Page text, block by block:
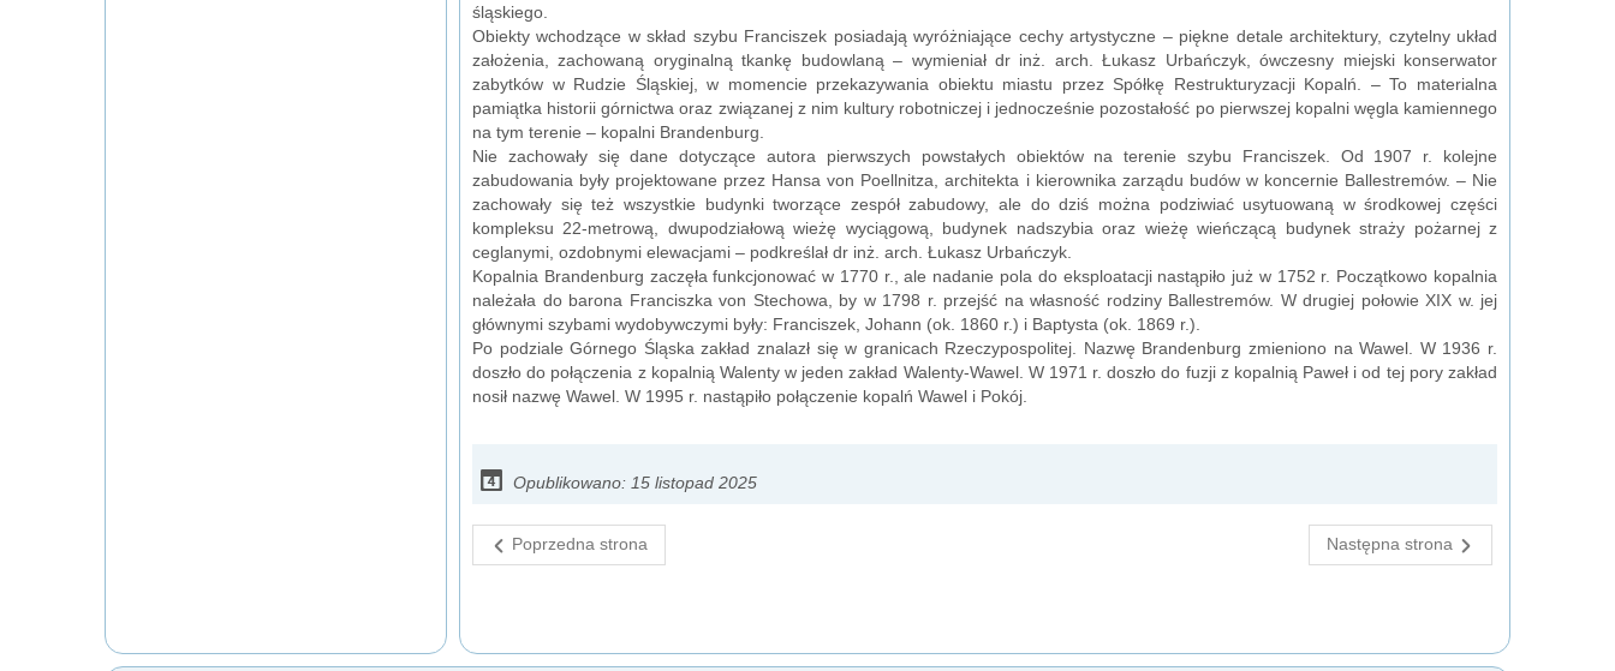
śląskiego.
Obiekty wchodzące w skład szybu Franciszek posiadają wyróżniające cechy artystyczne – piękne detale architektury, czytelny układ
założenia, zachowaną oryginalną tkankę budowlaną – wymieniał dr inż. arch. Łukasz Urbańczyk, ówczesny miejski konserwator
zabytków w Rudzie Śląskiej, w momencie przekazywania obiektu miastu przez Spółkę Restrukturyzacji Kopalń. – To materialna
pamiątka historii górnictwa oraz związanej z nim kultury robotniczej i jednocześnie pozostałość po pierwszej kopalni węgla kamiennego
na tym terenie – kopalni Brandenburg.
Nie zachowały się dane dotyczące autora pierwszych powstałych obiektów na terenie szybu Franciszek. Od 1907 r. kolejne
zabudowania były projektowane przez Hansa von Poellnitza, architekta i kierownika zarządu budów w koncernie Ballestremów. – Nie
zachowały się też wszystkie budynki tworzące zespół zabudowy, ale do dziś można podziwiać usytuowaną w środkowej części
kompleksu 22-metrową, dwupodziałową wieżę wyciągową, budynek nadszybia oraz wieżę wieńczącą budynek straży pożarnej z
ceglanymi, ozdobnymi elewacjami – podkreślał dr inż. arch. Łukasz Urbańczyk.
Kopalnia Brandenburg zaczęła funkcjonować w 1770 r., ale nadanie pola do eksploatacji nastąpiło już w 1752 r. Początkowo kopalnia
należała do barona Franciszka von Stechowa, by w 1798 r. przejść na własność rodziny Ballestremów. W drugiej połowie XIX w. jej
głównymi szybami wydobywczymi były: Franciszek, Johann (ok. 1860 r.) i Baptysta (ok. 1869 r.).
Po podziale Górnego Śląska zakład znalazł się w granicach Rzeczypospolitej. Nazwę Brandenburg zmieniono na Wawel. W 1936 r.
doszło do połączenia z kopalnią Walenty w jeden zakład Walenty-Wawel. W 1971 r. doszło do fuzji z kopalnią Paweł i od tej pory zakład
nosił nazwę Wawel. W 1995 r. nastąpiło połączenie kopalń Wawel i Pokój.
Opublikowano: 15 listopad 2025
Poprzedna strona Następna strona